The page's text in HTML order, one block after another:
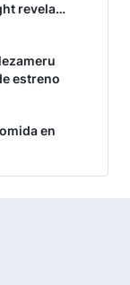
revela
estreno
en